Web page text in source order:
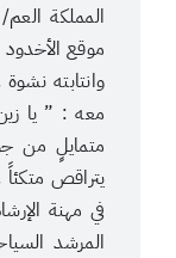
المملكة
موقع الأخدود
وانتابته
معه : ” يا زين
متمايلٍ من
يتراقص
في مهنة
المرشد